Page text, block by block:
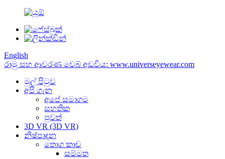
English
රාමු සහ ආවරණ වෙබ් අඩවිය: www.universeyewear.com
මුල් පිටුව
අපි ගැන
අපේ සමාගම
සහතික
පුවත්
3D VR (3D VR)
නිෂ්පාදන
තොග කාච
සම්මත